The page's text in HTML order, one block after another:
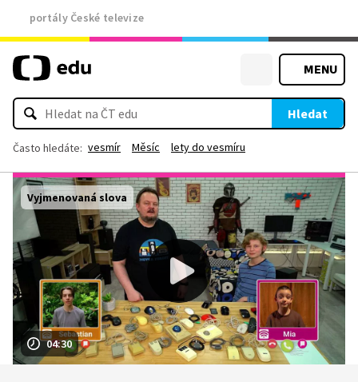
portály České televize
MENU
Hledat
Často hledáte: vesmír Měsíc lety do vesmíru
04:30
Vyjmenovaná slova